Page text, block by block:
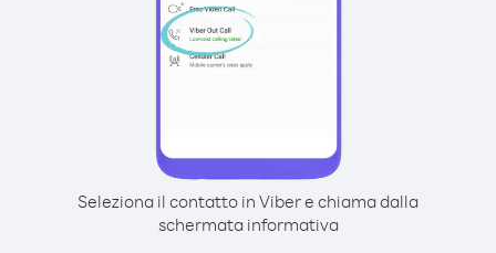
Seleziona il contatto in Viber e chiama dalla
schermata informativa